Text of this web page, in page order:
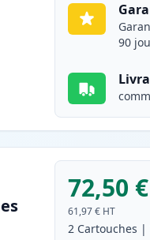
90
72,50 €
61,97 € HT
2 Cartouches |